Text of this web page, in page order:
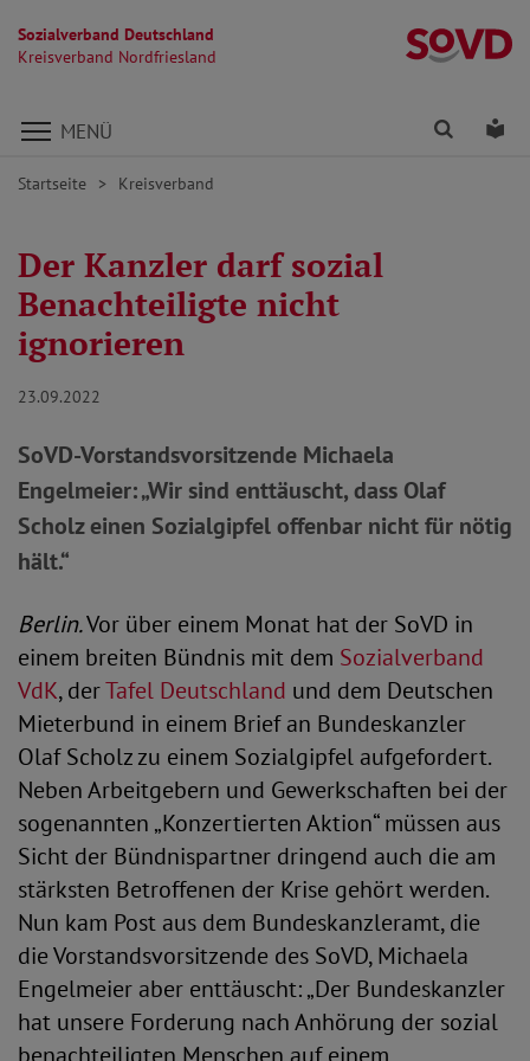
Sozialverband Deutschland
Kreisverband Nordfriesland
Direkt zu den Inhalten springen
MENÜ Finden
Startseite Kreisverband
Der Kanzler darf sozial
Benachteiligte nicht
ignorieren
23.09.2022
SoVD-Vorstandsvorsitzende Michaela
Engelmeier: „Wir sind enttäuscht, dass Olaf
Scholz einen Sozialgipfel offenbar nicht für nötig
hält.“
Berlin.Vor über einem Monat hat der SoVD in
einem breiten Bündnis mit dem Sozialverband
VdK, derTafel Deutschland und dem Deutschen
Mieterbund in einem Brief an Bundeskanzler
Olaf Scholz zu einem Sozialgipfel aufgefordert.
Neben Arbeitgebern und Gewerkschaften bei der
sogenannten „Konzertierten Aktion“ müssen aus
Sicht der Bündnispartner dringend auch die am
stärksten Betroffenen der Krise gehört werden.
Nun kam Post aus dem Bundeskanzleramt, die
die Vorstandsvorsitzende des SoVD, Michaela
Engelmeier aber enttäuscht: „Der Bundeskanzler
hat unsere Forderung nach Anhörung der sozial